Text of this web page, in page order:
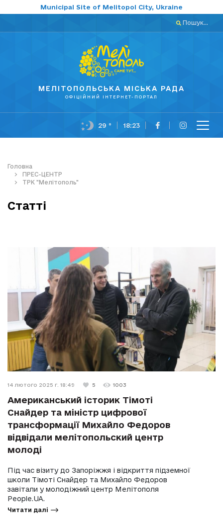
Municipal Site of Melitopol City, Ukraine
Пошук...
МЕЛІТОПОЛЬСЬКА МІСЬКА РАДА
ОФІЦІЙНИЙ ІНТЕРНЕТ-ПОРТАЛ
29 ° 18:23
Головна
ПРЕС-ЦЕНТР
ТРК "Мелітополь"
Статті
14 лютого 2025 г. 18:49 5 1003
Американський історик Тімоті
Снайдер та міністр цифрової
трансформації Михайло Федоров
відвідали мелітопольский центр
молоді
Під час візиту до Запоріжжя і відкриття підземної
школи Тімоті Снайдер та Михайло Федоров
завітали у молодіжний центр Мелітополя
People.UA.
Читати далі